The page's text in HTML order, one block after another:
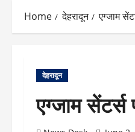
Home देहरादून एग्जाम
देहरादून
एग्जाम